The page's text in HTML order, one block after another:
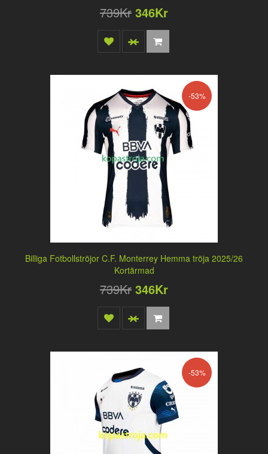
739Kr 346Kr
-53%
Billiga Fotbollströjor C.F. Monterrey Hemma tröja 2025/26
Kortärmad
739Kr 346Kr
-53%